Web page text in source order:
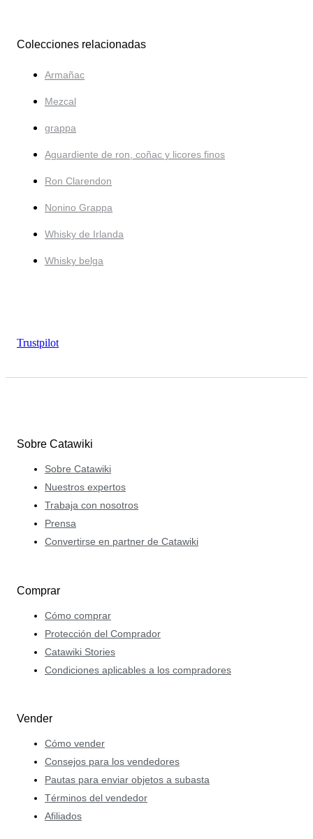
Colecciones relacionadas
Armañac
Mezcal
grappa
Aguardiente de ron, coñac y licores finos
Ron Clarendon
Nonino Grappa
Whisky de Irlanda
Whisky belga
Trustpilot
Sobre Catawiki
Sobre Catawiki
Nuestros expertos
Trabaja con nosotros
Prensa
Convertirse en partner de Catawiki
Comprar
Cómo comprar
Protección del Comprador
Catawiki Stories
Condiciones aplicables a los compradores
Vender
Cómo vender
Consejos para los vendedores
Pautas para enviar objetos a subasta
Términos del vendedor
Afiliados